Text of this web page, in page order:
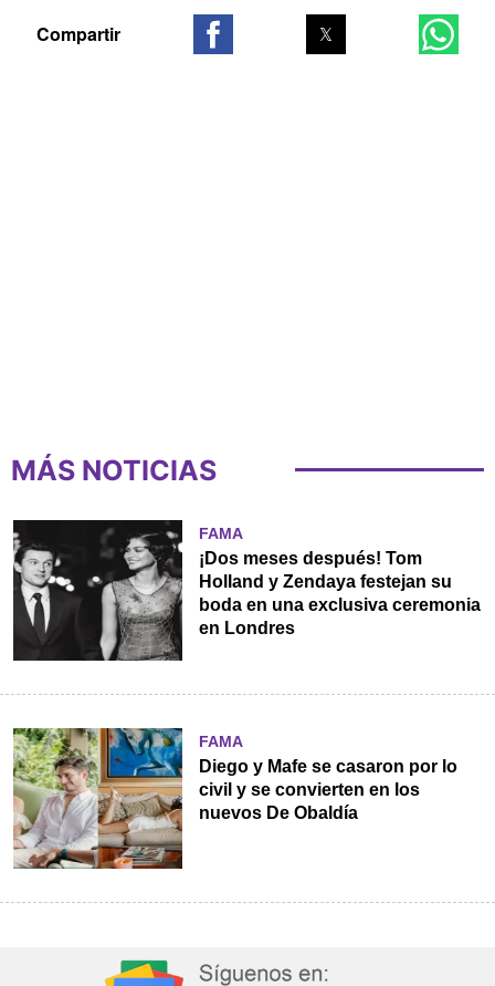
MÁS NOTICIAS
FAMA
¡Dos meses después! Tom
Holland y Zendaya festejan su
boda en una exclusiva ceremonia
en Londres
FAMA
Diego y Mafe se casaron por lo
civil y se convierten en los
nuevos De Obaldía